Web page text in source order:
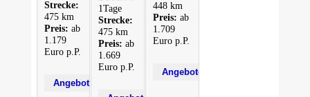
Strecke:
475 km
Preis: ab
1.179
Euro p.P.
1Tage
Strecke:
475 km
Preis: ab
1.669
Euro p.P.
448 km
Preis: ab
1.709
Euro p.P.